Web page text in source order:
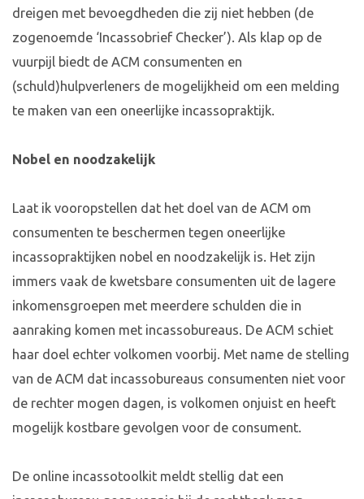
dreigen met bevoegdheden die zij niet hebben (de
zogenoemde ‘Incassobrief Checker’). Als klap op de
vuurpijl biedt de ACM consumenten en
(schuld)hulpverleners de mogelijkheid om een melding
te maken van een oneerlijke incassopraktijk.
Nobel en noodzakelijk
Laat ik vooropstellen dat het doel van de ACM om
consumenten te beschermen tegen oneerlijke
incassopraktijken nobel en noodzakelijk is. Het zijn
immers vaak de kwetsbare consumenten uit de lagere
inkomensgroepen met meerdere schulden die in
aanraking komen met incassobureaus. De ACM schiet
haar doel echter volkomen voorbij. Met name de stelling
van de ACM dat incassobureaus consumenten niet voor
de rechter mogen dagen, is volkomen onjuist en heeft
mogelijk kostbare gevolgen voor de consument.
De online incassotoolkit meldt stellig dat een